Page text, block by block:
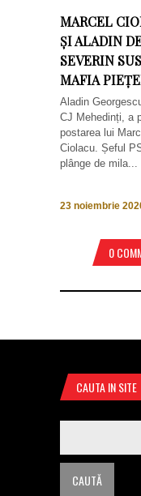
MARCEL
ȘI ALADIN
SEVERIN
MAFIA
Aladin
CJ Mehedinți, a
postarea lui
Ciolacu. Șeful
plânge de mila...
23 noiembrie
0
CAUTA IN SITE